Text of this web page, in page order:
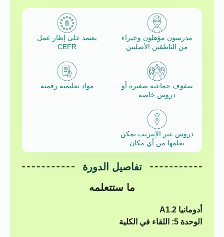
مدرسون مؤهلون وخبراء
من الناطقين الأصليين
يعتمد على إطار عمل
CEFR
صفوف جماعية صغيرة أو
دروس خاصة
مواد تعليمية رقمية
دروس عبر الإنترنت يمكن
تعلمها من أي مكان
تفاصيل الدورة
ما ستتعلمه
أدومانيا A1.2
الوحدة 5: اللقاء في الكلية